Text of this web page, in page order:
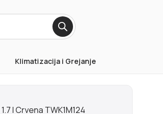
Klimatizacija i Grejanje